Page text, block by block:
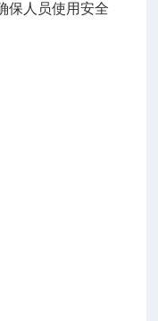
保人员使用安全